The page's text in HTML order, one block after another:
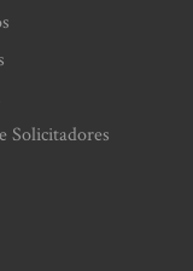
Solicitadores